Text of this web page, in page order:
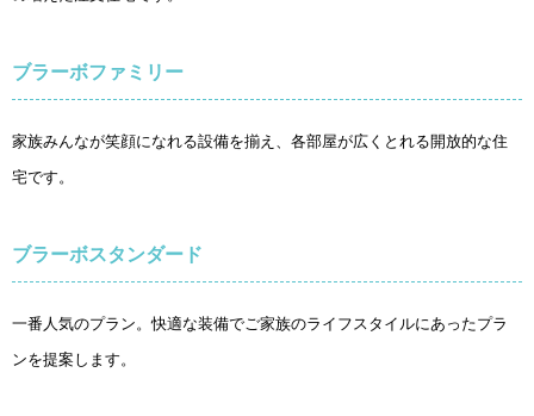
ブラーボファミリー
家族みんなが笑顔になれる設備を揃え、各部屋が広くとれる開放的な住
宅です。
ブラーボスタンダード
一番人気のプラン。快適な装備でご家族のライフスタイルにあったプラ
ンを提案します。